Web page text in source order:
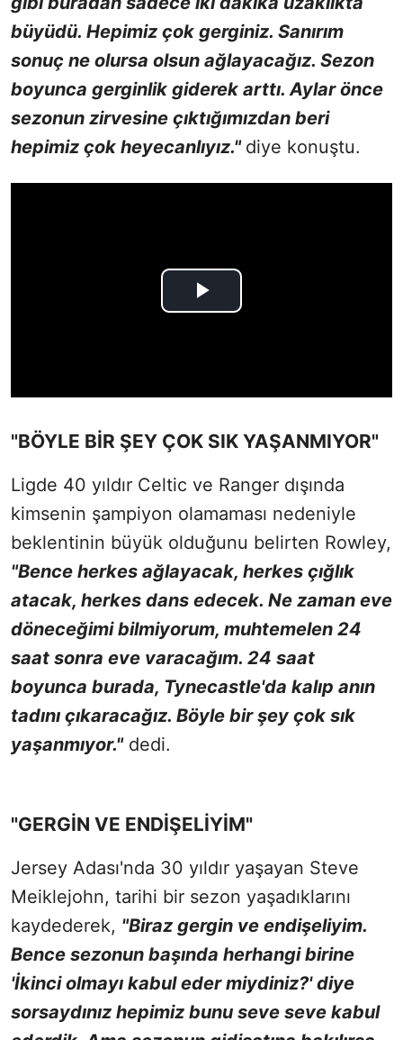
büyüdü. Hepimiz çok gerginiz. Sanırım
sonuç ne olursa olsun ağlayacağız. Sezon
boyunca gerginlik giderek arttı. Aylar önce
sezonun zirvesine çıktığımızdan beri
hepimiz çok heyecanlıyız." diye konuştu.
"BÖYLE BİR ŞEY ÇOK SIK YAŞANMIYOR"
Ligde 40 yıldır Celtic ve Ranger dışında
kimsenin şampiyon olamaması nedeniyle
beklentinin büyük olduğunu belirten Rowley,
"Bence herkes ağlayacak, herkes çığlık
atacak, herkes dans edecek. Ne zaman eve
döneceğimi bilmiyorum, muhtemelen 24
saat sonra eve varacağım. 24 saat
boyunca burada, Tynecastle'da kalıp anın
tadını çıkaracağız. Böyle bir şey çok sık
yaşanmıyor."dedi.
"GERGİN VE ENDİŞELİYİM"
Jersey Adası'nda 30 yıldır yaşayan Steve
Meiklejohn, tarihi bir sezon yaşadıklarını
kaydederek, "Biraz gergin ve endişeliyim.
Bence sezonun başında herhangi birine
'İkinci olmayı kabul eder miydiniz?' diye
sorsaydınız hepimiz bunu seve seve kabul